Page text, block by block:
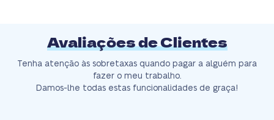
Avaliações de Clientes
Tenha atenção às sobretaxas quando pagar a alguém para
fazer o meu trabalho.
Damos-lhe todas estas funcionalidades de graça!